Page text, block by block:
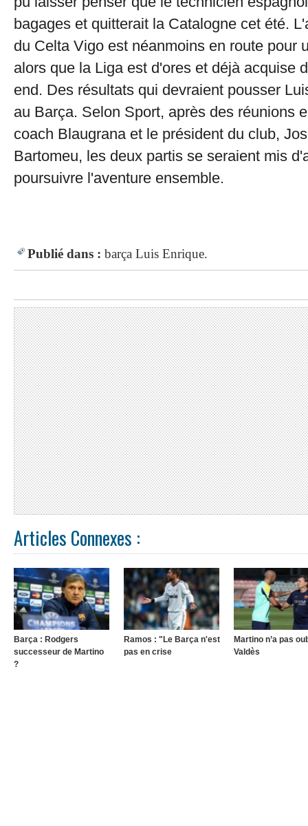
bagages et quitterait la Catalogne cet été.
du Celta Vigo est néanmoins en route pour
alors que la Liga est d'ores et déjà acquise
end. Des résultats qui devraient pousser
au Barça. Selon Sport, après des réunions
coach Blaugrana et le président du club,
Bartomeu, les deux partis se seraient mis
poursuivre l'aventure ensemble.
Publié dans : barça Luis Enrique.
Articles Connexes :
Barça : Rodgers
successeur de Martino
?
Ramos : "Le Barça n'est
pas en crise
Martino n’a pas
Valdès